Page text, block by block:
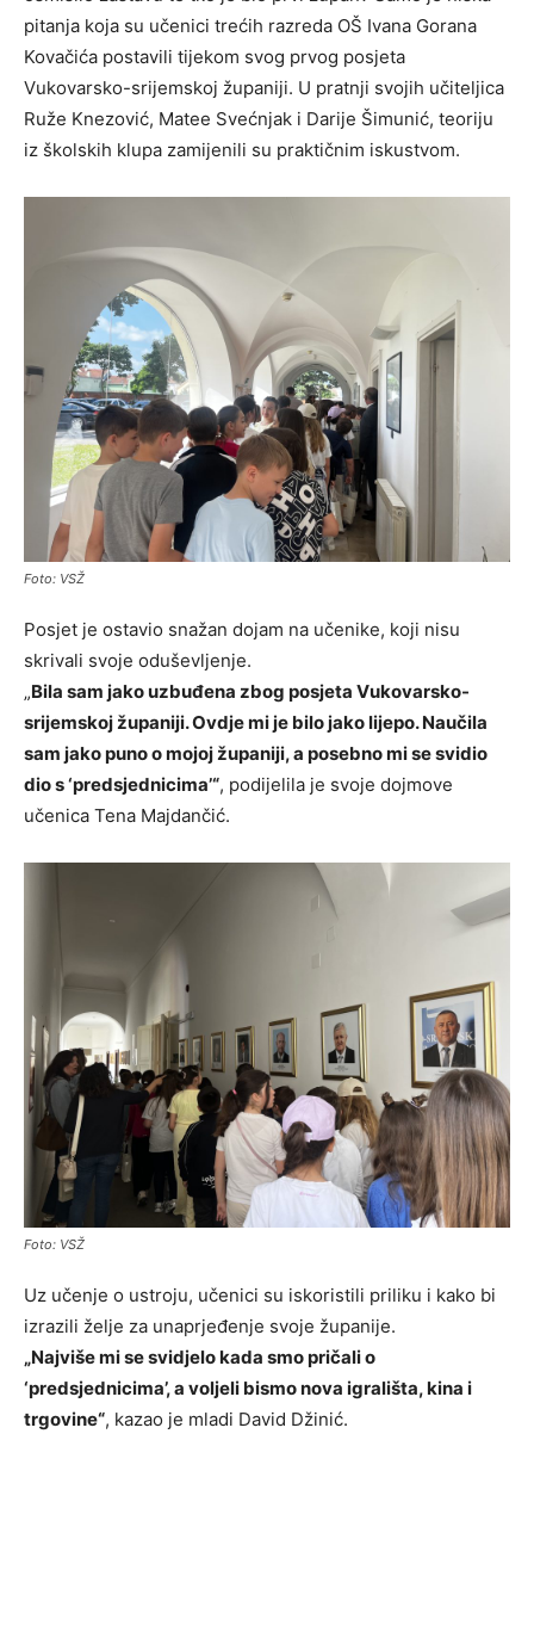
pitanja koja su učenici trećih razreda OŠ Ivana Gorana
Kovačića postavili tijekom svog prvog posjeta
Vukovarsko-srijemskoj županiji. U pratnji svojih učiteljica
Ruže Knezović, Matee Svećnjak i Darije Šimunić, teoriju
iz školskih klupa zamijenili su praktičnim iskustvom.
Foto: VSŽ
Posjet je ostavio snažan dojam na učenike, koji nisu
skrivali svoje oduševljenje.
„Bila sam jako uzbuđena zbog posjeta Vukovarsko-
srijemskoj županiji. Ovdje mi je bilo jako lijepo. Naučila
sam jako puno o mojoj županiji, a posebno mi se svidio
dio s ‘predsjednicima’“, podijelila je svoje dojmove
učenica Tena Majdančić.
Foto: VSŽ
Uz učenje o ustroju, učenici su iskoristili priliku i kako bi
izrazili želje za unaprjeđenje svoje županije.
„Najviše mi se svidjelo kada smo pričali o
‘predsjednicima’, a voljeli bismo nova igrališta, kina i
trgovine“, kazao je mladi David Džinić.